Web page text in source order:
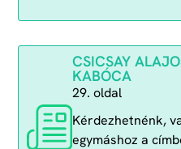
CSICSAY
KABÓCA
29. oldal
Kérdezhetnénk,
egymáshoz a